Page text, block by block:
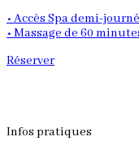
• Accès Spa demi-
• Massage de 60
Réserver
Infos pratiques